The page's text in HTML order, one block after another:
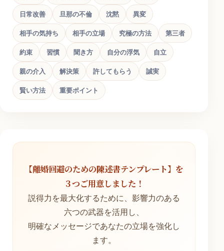
日常改善 旦那の不倫 沈黙 異変
相手の気持ち 相手の立場 究極の方法 第三者
約束 習慣 聞き方 自分の浮気 自立
親の介入 解決策 許してもらう 誠実
賢い方法 重要ポイント
【離婚回避のための陳述書テンプレート】を
３つご用意しました！
説得力を最大化するために、影響力のある
六つの武器を活用し、
明確なメッセージであなたの立場を強化し
ます。